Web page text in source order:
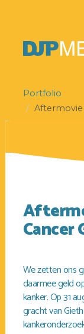
Portfolio
Aftermovie
We zetten ons
daarmee geld
kanker. Op 31
gracht van